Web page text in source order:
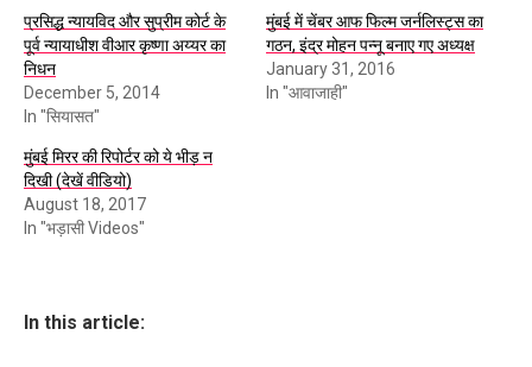
प्रसिद्ध न्यायविद और सुप्रीम कोर्ट के
पूर्व न्यायाधीश वीआर कृष्णा अय्यर का
निधन
December 5, 2014
In "सियासत"
मुंबई में चेंबर आफ फिल्म जर्नलिस्ट्स का
गठन, इंद्र मोहन पन्नू बनाए गए अध्यक्ष
January 31, 2016
In "आवाजाही"
मुंबई मिरर की रिपोर्टर को ये भीड़ न
दिखी (देखें वीडियो)
August 18, 2017
In "भड़ासी Videos"
In this article: